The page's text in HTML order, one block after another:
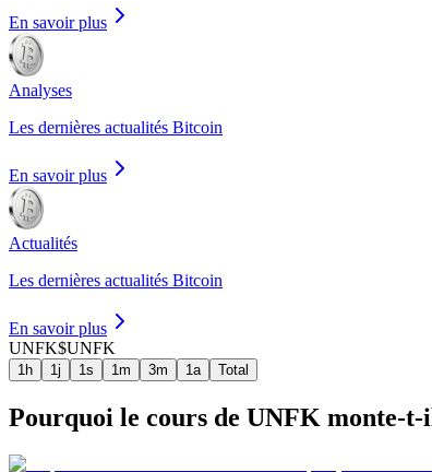
En savoir plus
Analyses
Les dernières actualités Bitcoin
En savoir plus
Actualités
Les dernières actualités Bitcoin
En savoir plus
UNFK$UNFK
1h 1j 1s 1m 3m 1a Total
Pourquoi le cours de UNFK monte-